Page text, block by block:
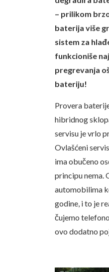
– prilikom
baterija više
sistem za
funkcioniše
pregrevanja
bateriju!
Provera
hibridnog
servisu je vrlo
Ovlašćeni
ima obučeno
principu nema.
automobilima
godine, i to je
čujemo
ovo dodatno